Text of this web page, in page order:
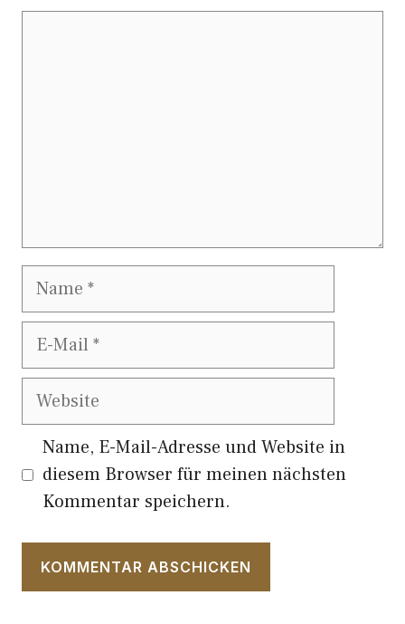
Name
E-
Website
Name, E-Mail-Adresse und Website in
diesem Browser für meinen nächsten
Kommentar speichern.